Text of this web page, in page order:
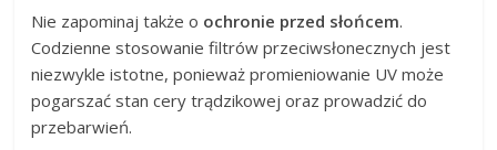
Nie zapominaj także o ochronie przed słońcem.
Codzienne stosowanie filtrów przeciwsłonecznych jest
niezwykle istotne, ponieważ promieniowanie UV może
pogarszać stan cery trądzikowej oraz prowadzić do
przebarwień.